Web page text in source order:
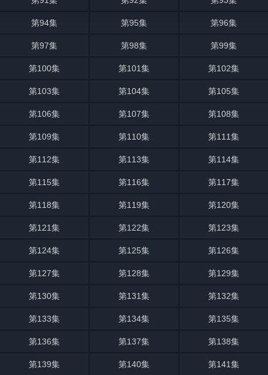
第94集 第95集 第96集
第97集 第98集 第99集
第100集 第101集 第102集
第103集 第104集 第105集
第106集 第107集 第108集
第109集 第110集 第111集
第112集 第113集 第114集
第115集 第116集 第117集
第118集 第119集 第120集
第121集 第122集 第123集
第124集 第125集 第126集
第127集 第128集 第129集
第130集 第131集 第132集
第133集 第134集 第135集
第136集 第137集 第138集
第139集 第140集 第141集